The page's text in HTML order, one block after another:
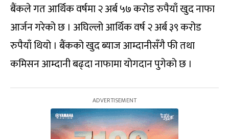
बैंकले गत आर्थिक वर्षमा २ अर्ब ५७ करोड रुपैयाँ खुद नाफा
आर्जन गरेको छ । अघिल्लो आर्थिक वर्ष २ अर्ब ३९ करोड
रुपैयाँ थियो । बैंकको खुद ब्याज आम्दानीसँगै फी तथा
कमिसन आम्दानी बढ्दा नाफामा योगदान पुगेको छ ।